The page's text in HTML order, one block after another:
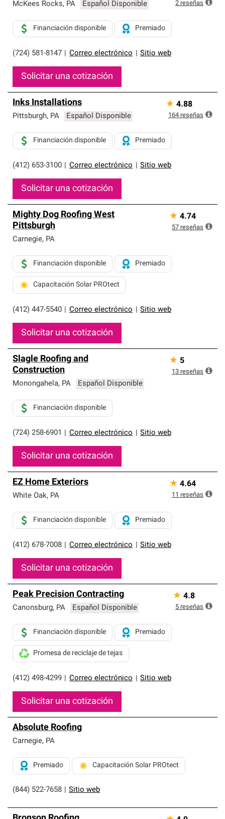
McKees Rocks, PA Español Disponible
(724) 581-8147 Correo electrónico Sitio web
Financiación disponible Premiado
Solicitar una cotización
2 reseñas
Inks Installations
Pittsburgh, PA Español Disponible
(412) 653-3100 Correo electrónico Sitio web
Financiación disponible Premiado
Solicitar una cotización
★ 4.88
164 reseñas
Mighty Dog Roofing West
Pittsburgh
Carnegie, PA
(412) 447-5540 Correo electrónico Sitio web
Financiación disponible Premiado
Capacitación Solar PROtect
Solicitar una cotización
★ 4.74
57 reseñas
Slagle Roofing and
Construction
Monongahela, PA Español Disponible
(724) 258-6901 Correo electrónico Sitio web
Financiación disponible
Solicitar una cotización
★ 5
13 reseñas
EZ Home Exteriors
White Oak, PA
(412) 678-7008 Correo electrónico Sitio web
Financiación disponible Premiado
Solicitar una cotización
★ 4.64
11 reseñas
Peak Precision Contracting
Canonsburg, PA Español Disponible
(412) 498-4299 Correo electrónico Sitio web
Financiación disponible Premiado
Promesa de reciclaje de tejas
Solicitar una cotización
★ 4.8
5 reseñas
Absolute Roofing
Carnegie, PA
(844) 522-7658 Sitio web
Premiado Capacitación Solar PROtect